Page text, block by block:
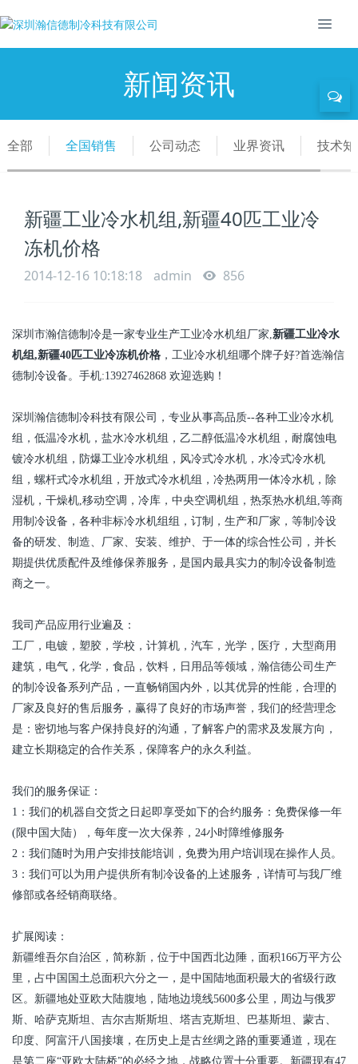
新闻资讯
全部 全国销售 公司动态 业界资讯 技术
新疆工业冷水机组,新疆40匹工业冷
冻机价格
2014-12-16 10:18:18 admin 856
深圳市瀚信德制冷是一家专业生产工业冷水机组厂家,新疆工业冷水
机组,新疆40匹工业冷冻机价格 ，工业冷水机组哪个牌子好?首选瀚信
德制冷设备。手机:13927462868 欢迎选购！
深圳瀚信德制冷科技有限公司，专业从事高品质--各种工业冷水机
组，低温冷水机，盐水冷水机组，乙二醇低温冷水机组，耐腐蚀电
镀冷水机组，防爆工业冷水机组，风冷式冷水机，水冷式冷水机
组，螺杆式冷水机组，开放式冷水机组，冷热两用一体冷水机，除
湿机，干燥机,移动空调，冷库，中央空调机组，热泵热水机组 ,等商
用制冷设备，各种非标冷水机组组，订制，生产和厂家，等制冷设
备的研发、制造、厂家、安装、维护、于一体的综合性公司，并长
期提供优质配件及维修保养服务，是国内最具实力的制冷设备制造
商之一。
我司产品应用行业遍及：
工厂，电镀，塑胶，学校，计算机，汽车，光学，医疗，大型商用
建筑，电气，化学，食品，饮料，日用品等领域，瀚信德公司生产
的制冷设备系列产品，一直畅销国内外，以其优异的性能，合理的
厂家及良好的售后服务，赢得了良好的市场声誉，我们的经营理念
是：密切地与客户保持良好的沟通，了解客户的需求及发展方向，
建立长期稳定的合作关系，保障客户的永久利益。
我们的服务保证：
1：我们的机器自交货之日起即享受如下的合约服务：免费保修一年
(限中国大陆），每年度一次大保养， 24小时障维修服务
2：我们随时为用户安排技能培训，免费为用户培训现在操作人员。
3：我们可以为用户提供所有制冷设备的上述服务，详情可与我厂维
修部或各经销商联络。
扩展阅读：
新疆维吾尔自治区，简称新，位于中国西北边陲，面积166万平方公
里，占中国国土总面积六分之一，是中国陆地面积最大的省级行政
区。新疆地处亚欧大陆腹地，陆地边境线5600多公里，周边与俄罗
斯、哈萨克斯坦、吉尔吉斯斯坦、塔吉克斯坦、巴基斯坦、蒙古、
印度、阿富汗八国接壤，在历史上是古丝绸之路的重要通道，现在
是第二座“亚欧大陆桥”的必经之地，战略位置十分重要。新疆现有47